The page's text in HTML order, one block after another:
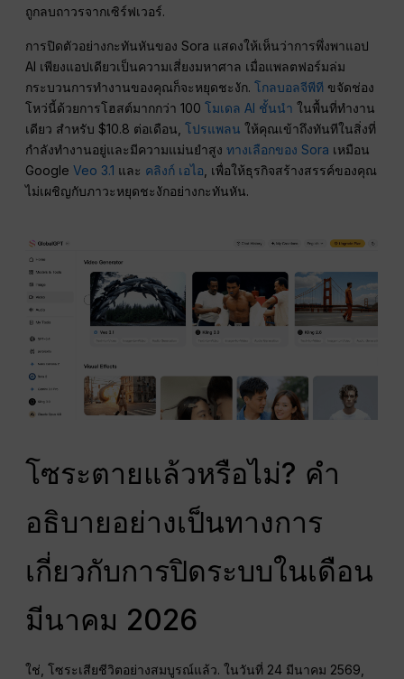
ถูกลบถาวรจากเซิร์ฟเวอร์.
การปิดตัวอย่างกะทันหันของ Sora แสดงให้เห็นว่าการพึ่งพาแอป
AI เพียงแอปเดียวเป็นความเสี่ยงมหาศาล เมื่อแพลตฟอร์มล่ม
กระบวนการทำงานของคุณก็จะหยุดชะงัก.โกลบอลจีพีที ขจัดช่อง
โหว่นี้ด้วยการโฮสต์มากกว่า 100โมเดล AI ชั้นนำ ในพื้นที่ทำงาน
เดียว สำหรับ $10.8 ต่อเดือน,โปรแพลน ให้คุณเข้าถึงทันทีในสิ่งที่
กำลังทำงานอยู่และมีความแม่นยำสูงทางเลือกของ Sora เหมือน
GoogleVeo 3.1 และ คลิงก์ เอไอ , เพื่อให้ธุรกิจสร้างสรรค์ของคุณ
ไม่เผชิญกับภาวะหยุดชะงักอย่างกะทันหัน.
โซระตายแล้วหรือไม่? คำ
อธิบายอย่างเป็นทางการ
เกี่ยวกับการปิดระบบในเดือน
มีนาคม 2026
ใช่, โซระเสียชีวิตอย่างสมบูรณ์แล้ว. ในวันที่ 24 มีนาคม 2569,